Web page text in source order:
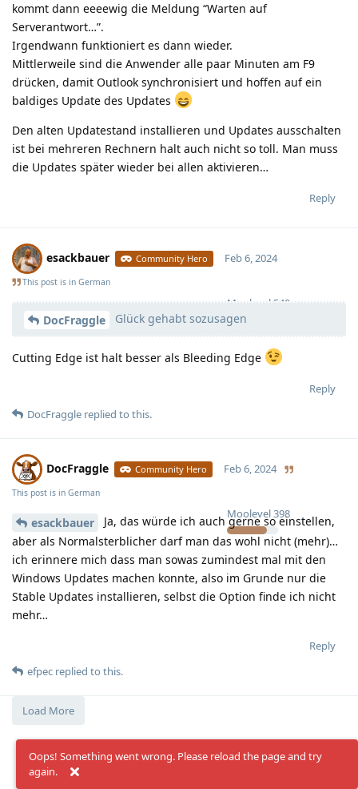
kommt dann eeeewig die Meldung “Warten auf
Serverantwort…”.
Irgendwann funktioniert es dann wieder.
Mittlerweile sind die Anwender alle paar Minuten am F9
drücken, damit Outlook synchronisiert und hoffen auf ein
baldiges Update des Updates
Den alten Updatestand installieren und Updates ausschalten
ist bei mehreren Rechnern halt auch nicht so toll. Man muss
die Updates später wieder bei allen aktivieren…
Reply
esackbauer Community Hero
Moolevel 540
Feb 6, 2024
This post is in German
DocFraggle Glück gehabt sozusagen
Cutting Edge ist halt besser als Bleeding Edge
Reply
DocFraggle replied to this.
DocFraggle Community Hero
Moolevel398
Feb 6, 2024
This post is in German
esackbauer
Ja, das würde ich auch gerne so einstellen,
aber als Normalsterblicher darf man das wohl nicht (mehr)…
ich erinnere mich dass man sowas zumindest mal mit den
Windows Updates machen konnte, also im Grunde nur die
Stable Updates installieren, selbst die Option finde ich nicht
mehr…
Reply
efpec replied to this.
Load More
Oops! Something went wrong. Please reload the page and try
again.